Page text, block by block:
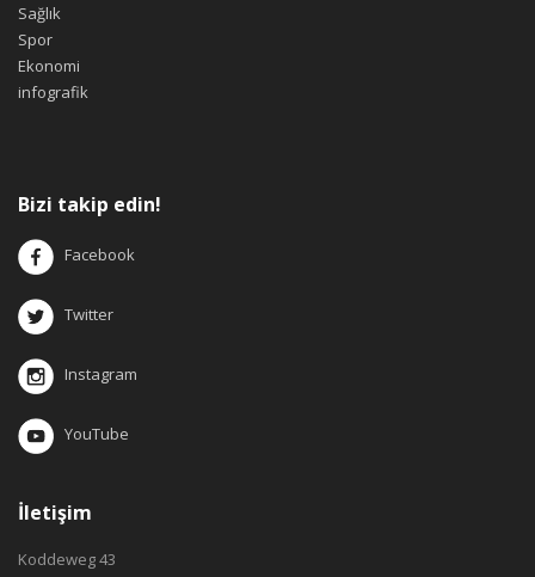
Sağlık
Spor
Ekonomi
infografik
Bizi takip edin!
Facebook
Twitter
Instagram
YouTube
İletişim
Koddeweg 43